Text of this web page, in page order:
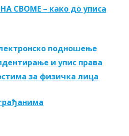
СВОМЕ – како до уписа
подношење
и упис права
за физичка лица